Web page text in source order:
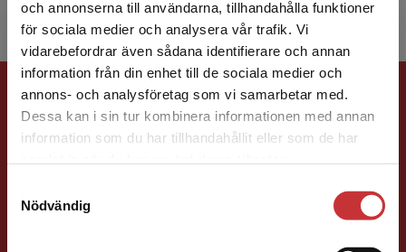
och annonserna till användarna, tillhandahålla funktioner
för sociala medier och analysera vår trafik. Vi
vidarebefordrar även sådana identifierare och annan
information från din enhet till de sociala medier och
annons- och analysföretag som vi samarbetar med.
Dessa kan i sin tur kombinera informationen med annan
information som du har tillhandahållit eller som de har
Nödvändig
Begränsad fraktregion
Det verkar som att du besöker
studentlitteratur.se via en enhet utanför Sverige.
Vi erbjuder inte leveranser utanför Sverige. För
att kunna slutföra ett köp måste
Förlagskontakt